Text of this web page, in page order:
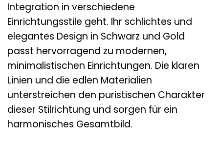
Integration in verschiedene
Einrichtungsstile geht. Ihr schlichtes und
elegantes Design in Schwarz und Gold
passt hervorragend zu modernen,
minimalistischen Einrichtungen. Die klaren
Linien und die edlen Materialien
unterstreichen den puristischen Charakter
dieser Stilrichtung und sorgen für ein
harmonisches Gesamtbild.